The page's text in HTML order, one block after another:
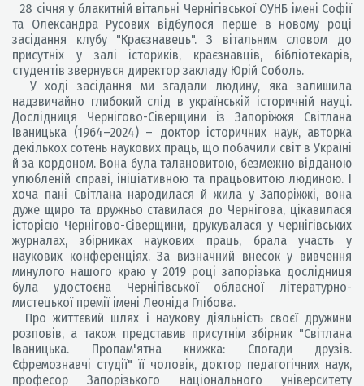
28 січня у блакитній вітальні Чернігівської ОУНБ імені Софії
та Олександра Русових відбулося перше в новому році
засідання клубу "Краєзнавець". З вітальним словом до
присутніх у залі істориків, краєзнавців, бібліотекарів,
студентів звернувся директор закладу Юрій Соболь.
У ході засідання ми згадали людину, яка залишила
надзвичайно глибокий слід в українській історичній науці.
Дослідниця Чернігово-Сіверщини із Запоріжжя Світлана
Іваницька (1964–2024) – доктор історичних наук, авторка
декількох сотень наукових праць, що побачили світ в Україні
й за кордоном. Вона була талановитою, безмежно відданою
улюбленій справі, ініціативною та працьовитою людиною. І
хоча пані Світлана народилася й жила у Запоріжжі, вона
дуже щиро та дружньо ставилася до Чернігова, цікавилася
історією Чернігово-Сіверщини, друкувалася у чернігівських
журналах, збірниках наукових праць, брала участь у
наукових конференціях. За визначний внесок у вивчення
минулого нашого краю у 2019 році запорізька дослідниця
була удостоєна Чернігівської обласної літературно-
мистецької премії імені Леоніда Глібова.
Про життєвий шлях і наукову діяльність своєї дружини
розповів, а також представив присутнім збірник "Світлана
Іваницька. Пропам'ятна книжка: Спогади друзів.
Єфремознавчі студії" її чоловік, доктор педагогічних наук,
професор Запорізького національного університету